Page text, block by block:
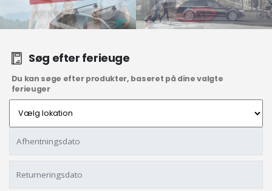
Søg efter ferieuge
Du kan søge efter produkter, baseret på dine valgte
ferieuger